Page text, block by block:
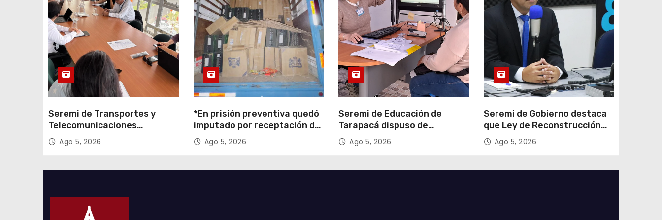
r
a
d
a
s
Seremi de Transportes y
Telecomunicaciones
encabezó primera mesa de
coordinación para el retiro de
Ago 5, 2026
*En prisión preventiva quedó
imputado por receptación de
cigarrillos avaluados en
$1.600 millones*
Ago 5, 2026
Seremi de Educación de
Tarapacá dispuso de
facilitadores para apoyar
proceso de Admisión Escolar
Ago 5, 2026
Seremi de Gobierno destaca
que Ley de Reconstrucción
Nacional impulsará la
inversión y el empleo en
Ago 5, 2026